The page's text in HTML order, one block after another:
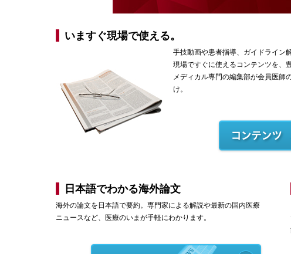
いますぐ現場で使える。
手技動画や患者指導、ガイドライン
現場ですぐに使えるコンテンツを、
メディカル専門の編集部が会員医師
け。
日本語でわかる海外論文
海外の論文を日本語で要約。専門家による解説や最新の国内医療
ニュースなど、医療のいまが手軽にわかります。